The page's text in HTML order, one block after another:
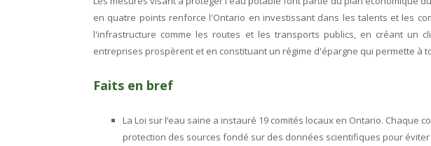
en quatre points renforce l'Ontario en investissant dans les talents et les
l'infrastructure comme les routes et les transports publics, en créant un
entreprises prospèrent et en constituant un régime d'épargne qui permette à
Faits en bref
La Loi sur l’eau saine a instauré 19 comités locaux en Ontario. Chaque
protection des sources fondé sur des données scientifiques pour